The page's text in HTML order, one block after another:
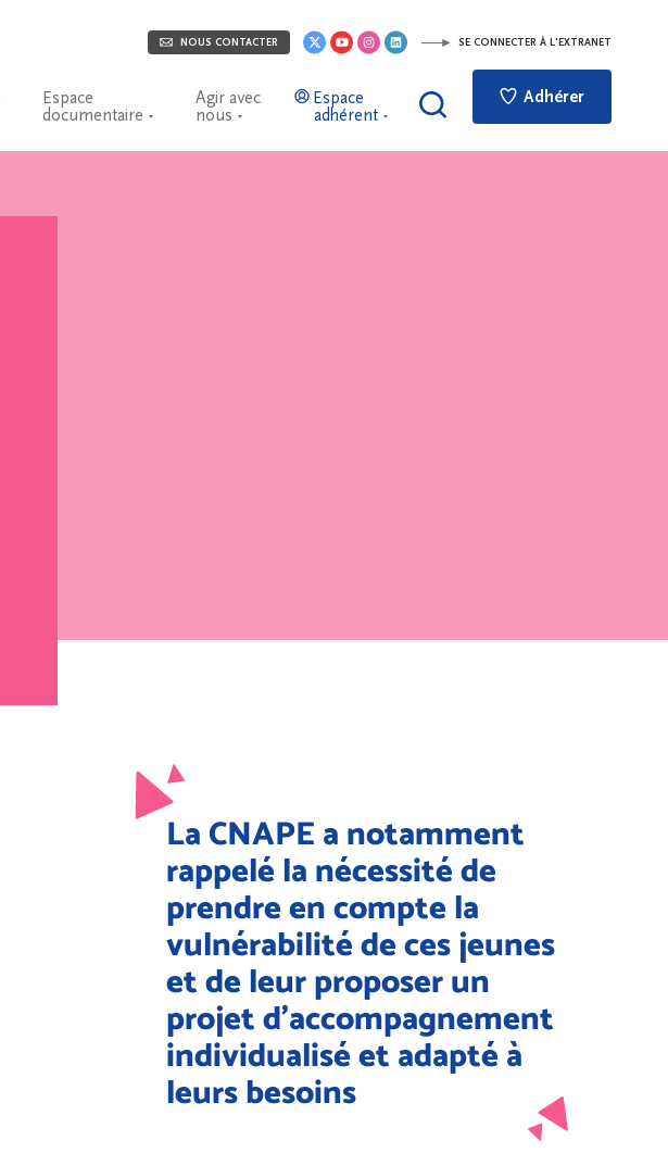
NOUS CONTACTER SE CONNECTER À L'EXTRANET
Espace
documentaire
Agir avec
nous
Espace
adhérent
Adhérer
La CNAPE a notamment
rappelé la nécessité de
prendre en compte la
vulnérabilité de ces jeunes
et de leur proposer un
projet d’accompagnement
individualisé et adapté à
leurs besoins